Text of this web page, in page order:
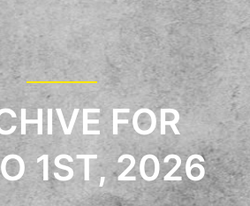
FOR
1ST, 2026